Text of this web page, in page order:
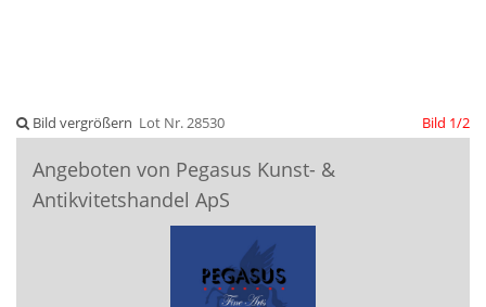
Bild vergrößern Lot Nr. 28530 Bild 1/2
Angeboten von Pegasus Kunst- &
Antikvitetshandel ApS